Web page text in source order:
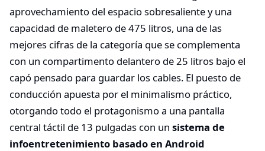
aprovechamiento del espacio sobresaliente y una
capacidad de maletero de 475 litros, una de las
mejores cifras de la categoría que se complementa
con un compartimento delantero de 25 litros bajo el
capó pensado para guardar los cables. El puesto de
conducción apuesta por el minimalismo práctico,
otorgando todo el protagonismo a una pantalla
central táctil de 13 pulgadas con un sistema de
infoentretenimiento basado en Android